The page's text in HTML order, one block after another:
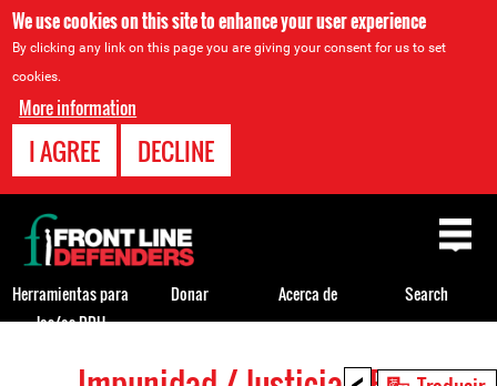
We use cookies on this site to enhance your user experience
By clicking any link on this page you are giving your consent for us to set
cookies.
More information
I AGREE DECLINE
Back
to
top
Herramientas para
los/as DDH
Donar Acerca de Search